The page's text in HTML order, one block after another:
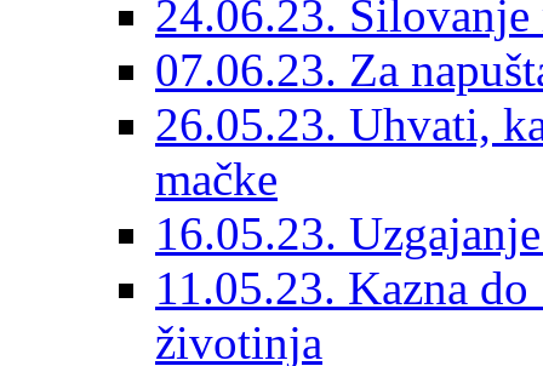
24.06.23.
07.06.23. Za
26.05.23. Uhvati,
mačke
16.05.23.
11.05.23. Kazna
životinja